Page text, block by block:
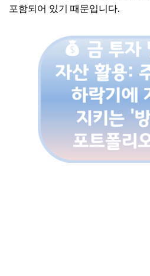
포함되어 있기 때문입니다.